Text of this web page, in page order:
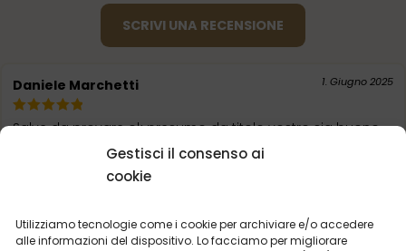
Gestisci il consenso ai
cookie
Utilizziamo tecnologie come i cookie per archiviare e/o accedere
alle informazioni del dispositivo. Lo facciamo per migliorare
SCRIVI UNA RECENSIONE
Daniele Marchetti 1. Giugno 2025
Salve da provare ok presumo da titolo vostro sia buono..